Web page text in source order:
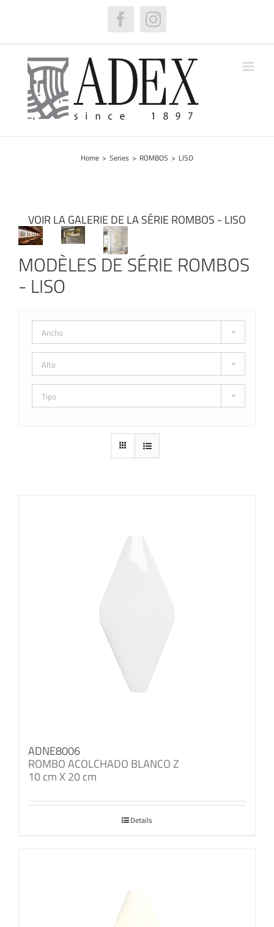
FacebookInstagram
Home > Series > ROMBOS > LISO
VOIR LA GALERIE DE LA SÉRIE ROMBOS - LISO
MODÈLES DE SÉRIE ROMBOS
- LISO
Ancho
Alto
Tipo
ADNE8006
ROMBO ACOLCHADO BLANCO Z
10 cm X 20 cm
Details